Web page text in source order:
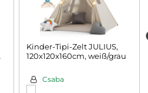
Kinder-Tipi-Zelt JULIUS,
120x120x160cm, weiß/grau
Csaba